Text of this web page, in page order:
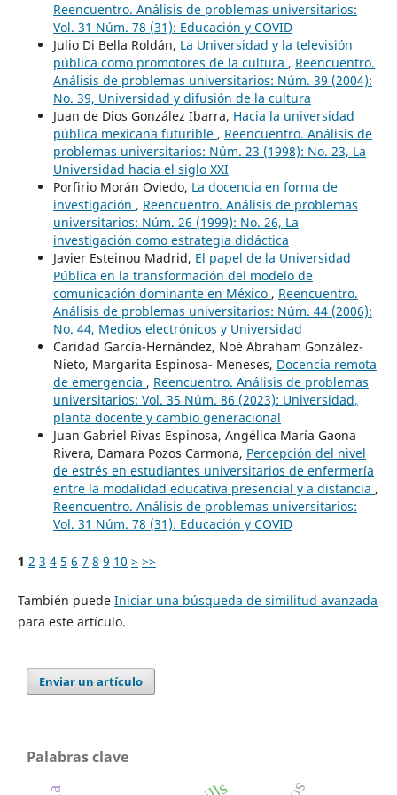
Reencuentro. Análisis de problemas universitarios:
Vol. 31 Núm. 78 (31): Educación y COVID
Julio Di Bella Roldán, La Universidad y la televisión
pública como promotores de la cultura , Reencuentro.
Análisis de problemas universitarios: Núm. 39 (2004):
No. 39, Universidad y difusión de la cultura
Juan de Dios González Ibarra, Hacia la universidad
pública mexicana futurible , Reencuentro. Análisis de
problemas universitarios: Núm. 23 (1998): No. 23, La
Universidad hacia el siglo XXI
Porfirio Morán Oviedo, La docencia en forma de
investigación , Reencuentro. Análisis de problemas
universitarios: Núm. 26 (1999): No. 26, La
investigación como estrategia didáctica
Javier Esteinou Madrid, El papel de la Universidad
Pública en la transformación del modelo de
comunicación dominante en México , Reencuentro.
Análisis de problemas universitarios: Núm. 44 (2006):
No. 44, Medios electrónicos y Universidad
Caridad García-Hernández, Noé Abraham González-
Nieto, Margarita Espinosa- Meneses, Docencia remota
de emergencia , Reencuentro. Análisis de problemas
universitarios: Vol. 35 Núm. 86 (2023): Universidad,
planta docente y cambio generacional
Juan Gabriel Rivas Espinosa, Angélica María Gaona
Rivera, Damara Pozos Carmona, Percepción del nivel
de estrés en estudiantes universitarios de enfermería
entre la modalidad educativa presencial y a distancia ,
Reencuentro. Análisis de problemas universitarios:
Vol. 31 Núm. 78 (31): Educación y COVID
1 2 3 4 5 6 7 8 9 10 > >>
También puede Iniciar una búsqueda de similitud avanzada
para este artículo.
Enviar un artículo
Palabras clave